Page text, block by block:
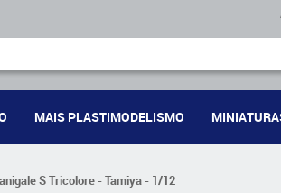
MAIS PLASTIMODELISMO
S Tricolore - Tamiya - 1/12